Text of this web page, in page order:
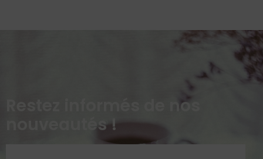
Restez informés de nos
nouveautés !